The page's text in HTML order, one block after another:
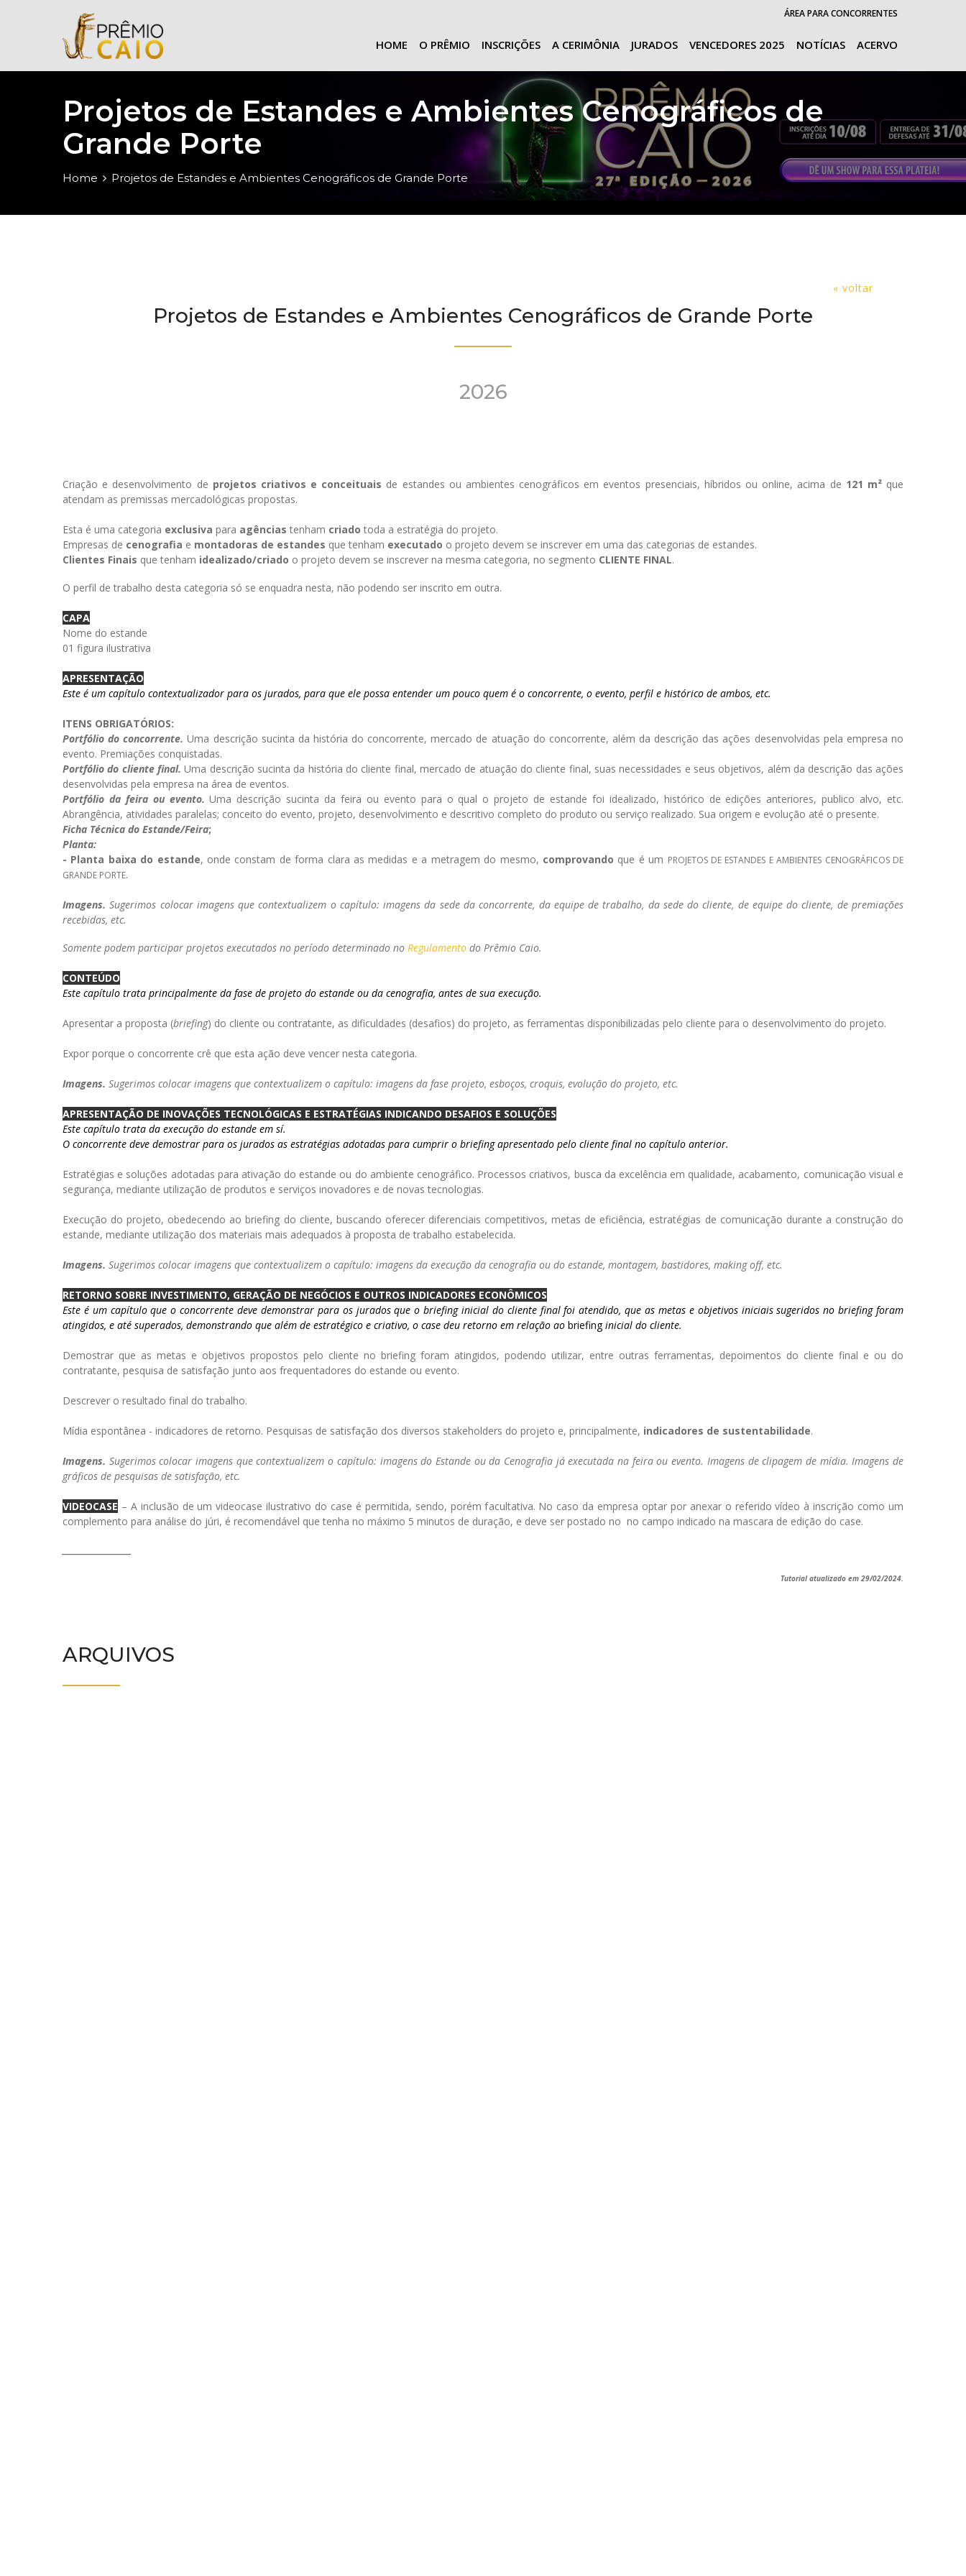
ÁREA PARA CONCORRENTES
HOME O PRÊMIO INSCRIÇÕES A CERIMÔNIA JURADOS VENCEDORES 2025 NOTÍCIAS ACERVO
Projetos de Estandes e Ambientes Cenográficos de
Grande Porte
Home Projetos de Estandes e Ambientes Cenográficos de Grande Porte
« voltar
Projetos de Estandes e Ambientes Cenográficos de Grande Porte
2026
Criação e desenvolvimento de projetos criativos e conceituais de estandes ou ambientes cenográficos em eventos presenciais, híbridos ou online, acima de 121 m²que
atendam as premissas mercadológicas propostas.
Esta é uma categoria exclusiva para agências tenham criado toda a estratégia do projeto.
Empresas de cenografia e montadoras de estandes que tenham executado o projeto devem se inscrever em uma das categorias de estandes.
Clientes Finais que tenham idealizado/criado o projeto devem se inscrever na mesma categoria, no segmento CLIENTE FINAL.
O perfil de trabalho desta categoria só se enquadra nesta, não podendo ser inscrito em outra.
CAPA
Nome do estande
01 figura ilustrativa
APRESENTAÇÃO
Este é um capítulo contextualizador para os jurados, para que ele possa entender um pouco quem é o concorrente, o evento, perfil e histórico de ambos, etc.
ITENS OBRIGATÓRIOS:
Portfólio do concorrente. Uma descrição sucinta da história do concorrente, mercado de atuação do concorrente, além da descrição das ações desenvolvidas pela empresa no
evento. Premiações conquistadas.
Portfólio do cliente final. Uma descrição sucinta da história do cliente final, mercado de atuação do cliente final, suas necessidades e seus objetivos, além da descrição das ações
desenvolvidas pela empresa na área de eventos.
Portfólio da feira ou evento. Uma descrição sucinta da feira ou evento para o qual o projeto de estande foi idealizado, histórico de edições anteriores, publico alvo, etc.
Abrangência, atividades paralelas; conceito do evento, projeto, desenvolvimento e descritivo completo do produto ou serviço realizado. Sua origem e evolução até o presente.
Ficha Técnica do Estande/Feira;
Planta:
- Planta baixa do estande, onde constam de forma clara as medidas e a metragem do mesmo, comprovando que é um PROJETOS DE ESTANDES E AMBIENTES CENOGRÁFICOS DE
GRANDE PORTE.
Imagens.Sugerimos colocar imagens que contextualizem o capítulo: imagens da sede da concorrente, da equipe de trabalho, da sede do cliente, de equipe do cliente, de premiações
recebidas, etc.
Somente podem participar projetos executados no período determinado no Regulamento do Prêmio Caio.
CONTEÚDO
Este capítulo trata principalmente da fase de projeto do estande ou da cenografia, antes de sua execução.
Apresentar a proposta (briefing) do cliente ou contratante, as dificuldades (desafios) do projeto, as ferramentas disponibilizadas pelo cliente para o desenvolvimento do projeto.
Expor porque o concorrente crê que esta ação deve vencer nesta categoria.
Imagens. Sugerimos colocar imagens que contextualizem o capítulo: imagens da fase projeto, esboços, croquis, evolução do projeto, etc.
APRESENTAÇÃO DE INOVAÇÕES TECNOLÓGICAS E ESTRATÉGIAS INDICANDO DESAFIOS E SOLUÇÕES
Este capítulo trata da execução do estande em sí.
O concorrente deve demostrar para os jurados as estratégias adotadas para cumprir o briefing apresentado pelo cliente final no capítulo anterior.
Estratégias e soluções adotadas para ativação do estande ou do ambiente cenográfico. Processos criativos, busca da excelência em qualidade, acabamento, comunicação visual e
segurança, mediante utilização de produtos e serviços inovadores e de novas tecnologias.
Execução do projeto, obedecendo ao briefing do cliente, buscando oferecer diferenciais competitivos, metas de eficiência, estratégias de comunicação durante a construção do
estande, mediante utilização dos materiais mais adequados à proposta de trabalho estabelecida.
Imagens. Sugerimos colocar imagens que contextualizem o capítulo: imagens da execução da cenografia ou do estande, montagem, bastidores, making off, etc.
RETORNO SOBRE INVESTIMENTO, GERAÇÃO DE NEGÓCIOS E OUTROS INDICADORES ECONÔMICOS
Este é um capítulo que o concorrente deve demonstrar para os jurados que o briefing inicial do cliente final foi atendido, que as metas e objetivos iniciais sugeridos no briefing foram
atingidos, e até superados, demonstrando que além de estratégico e criativo, o case deu retorno em relação ao briefinginicial do cliente.
Demostrar que as metas e objetivos propostos pelo cliente no briefing foram atingidos, podendo utilizar, entre outras ferramentas, depoimentos do cliente final e ou do
contratante, pesquisa de satisfação junto aos frequentadores do estande ou evento.
Descrever o resultado final do trabalho.
Mídia espontânea - indicadores de retorno. Pesquisas de satisfação dos diversos stakeholders do projeto e, principalmente, indicadores de sustentabilidade.
Imagens. Sugerimos colocar imagens que contextualizem o capítulo: imagens do Estande ou da Cenografia já executada na feira ou evento. Imagens de clipagem de mídia. Imagens de
gráficos de pesquisas de satisfação, etc.
VIDEOCASE – A inclusão de um videocase ilustrativo do case é permitida, sendo, porém facultativa. No caso da empresa optar por anexar o referido vídeo à inscrição como um
complemento para análise do júri, é recomendável que tenha no máximo 5 minutos de duração, e deve ser postado no no campo indicado na mascara de edição do case.
Tutorial atualizado em 29/02/2024.
ARQUIVOS